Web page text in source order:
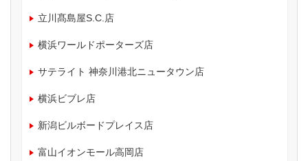
立川髙島屋S.C.店
横浜ワールドポーターズ店
サテライト 神奈川港北ニュータウン店
横浜ビブレ店
新潟ビルボードプレイス店
富山イオンモール高岡店